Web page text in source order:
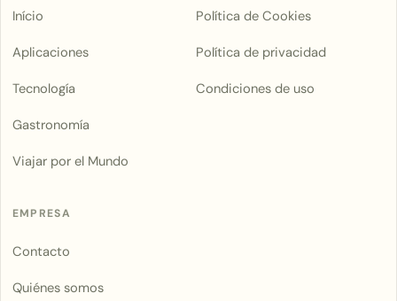
Início
Aplicaciones
Tecnología
Gastronomía
Viajar por el Mundo
Política de Cookies
Política de privacidad
Condiciones de uso
EMPRESA
Contacto
Quiénes somos